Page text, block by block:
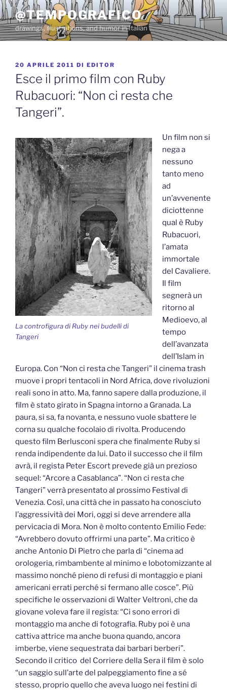
Salta
al
contenuto
@TEMPOGRAFICO
drawings, illustrations, and humor in Italian
PUBBLICATO
IL
20 APRILE 2011 DI EDITOR
Esce il primo film con Ruby
Rubacuori: “Non ci resta che
Tangeri”.
La controfigura di Ruby nei budelli di
Tangeri
Un film non si
nega a
nessuno
tanto meno
ad
un’avvenente
diciottenne
qual è Ruby
Rubacuori,
l’amata
immortale
del Cavaliere.
Il film
segnerà un
ritorno al
Medioevo, al
tempo
dell’avanzata
dell’Islam in
Europa. Con “Non ci resta che Tangeri” il cinema trash
muove i propri tentacoli in Nord Africa, dove rivoluzioni
reali sono in atto. Ma, fanno sapere dalla produzione, il
film è stato girato in Spagna intorno a Granada. La
paura, si sa, fa novanta, e nessuno vuole sbattere le
corna su qualche focolaio di rivolta. Producendo
questo film Berlusconi spera che finalmente Ruby si
renda indipendente da lui. Dato il successo che il film
avrà, il regista Peter Escort prevede già un prezioso
sequel: “Arcore a Casablanca”. “Non ci resta che
Tangeri” verrà presentato al prossimo Festival di
Venezia. Così, una città che in passato ha conosciuto
l’aggressività dei Mori, oggi si deve arrendere alla
pervicacia di Mora. Non è molto contento Emilio Fede:
“Avrebbero dovuto offrirmi una parte”. Ma critico è
anche Antonio Di Pietro che parla di “cinema ad
orologeria, rimbambente al minimo e lobotomizzante al
massimo nonché pieno di refusi di montaggio e piani
americani errati perché si fermano alle cosce”. Più
specifiche le osservazioni di Walter Veltroni, che da
giovane voleva fare il regista: “Ci sono errori di
montaggio ma anche di fotografia. Ruby poi è una
cattiva attrice ma anche buona quando, ancora
imberbe, viene sequestrata dai barbari berberi”.
Secondo il critico del Corriere della Sera il film è solo
“un saggio sull’arte del palpeggiamento fine a sé
stesso, proprio quello che aveva luogo nei festini di